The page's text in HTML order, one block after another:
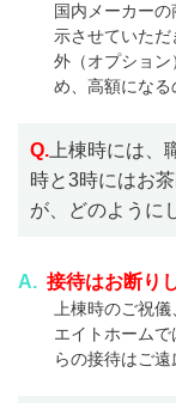
国内メーカー
示させていた
外（オプショ
め、高額になる
Q. 上棟時には
時と3時にはお
が、どのように
A. 接待はお断り
上棟時のご祝
エイトホーム
らの接待はご遠